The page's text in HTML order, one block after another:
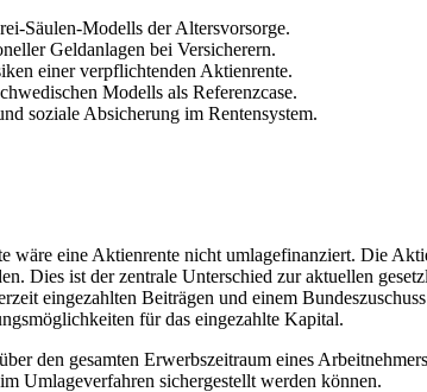
Säulen-Modells der Altersvorsorge.
Geldanlagen bei Versicherern.
einer verpflichtenden Aktienrente.
Modells als Referenzcase.
soziale Absicherung im Rentensystem.
wäre eine Aktienrente nicht umlagefinanziert. Die
Dies ist der zentrale Unterschied zur aktuellen
eingezahlten Beiträgen und einem
für das eingezahlte Kapital.
den gesamten Erwerbszeitraum eines
Umlageverfahren sichergestellt werden können.